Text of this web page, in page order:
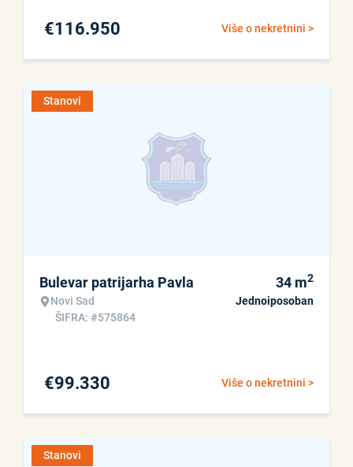
Više o nekretnini >
€116.950
Stanovi
Bulevar patrijarha Pavla
Novi Sad
ŠIFRA: #575864
34 m2
Jednoiposoban
Više o nekretnini >
€99.330
Stanovi